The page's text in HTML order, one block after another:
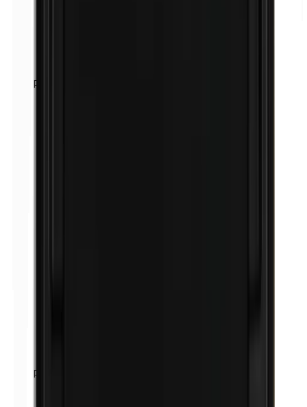
Perubalsem
Petrolatum